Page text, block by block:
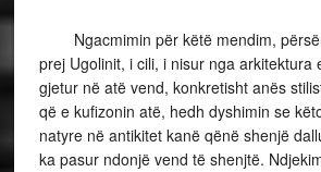
Ngacmimin për këtë mendim,
prej Ugolinit, i cili, i nisur nga arkitektura
gjetur në atë vend, konkretisht anës
që e kufizonin atë, hedh dyshimin se
natyre në antikitet kanë qënë shenjë
ka pasur ndonjë vend të shenjtë.